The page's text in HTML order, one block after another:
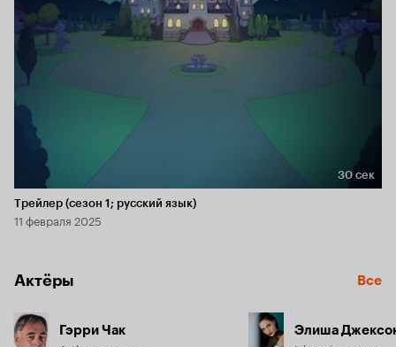
Длительность 30 сек
30 сек
Трейлер (сезон 1; русский язык)
11 февраля 2025
Актёры Все
Гэрри Чак Элиша